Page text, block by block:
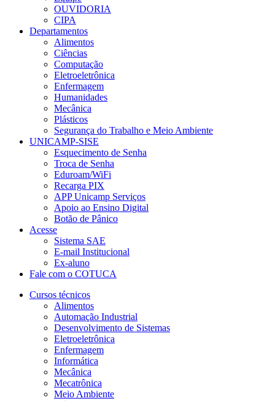
OUVIDORIA
CIPA
Departamentos
Alimentos
Ciências
Computação
Eletroeletrônica
Enfermagem
Humanidades
Mecânica
Plásticos
Segurança do Trabalho e Meio Ambiente
UNICAMP-SISE
Esquecimento de Senha
Troca de Senha
Eduroam/WiFi
Recarga PIX
APP Unicamp Serviços
Apoio ao Ensino Digital
Botão de Pânico
Acesse
Sistema SAE
E-mail Institucional
Ex-aluno
Fale com o COTUCA
Cursos técnicos
Alimentos
Automação Industrial
Desenvolvimento de Sistemas
Eletroeletrônica
Enfermagem
Informática
Mecânica
Mecatrônica
Meio Ambiente